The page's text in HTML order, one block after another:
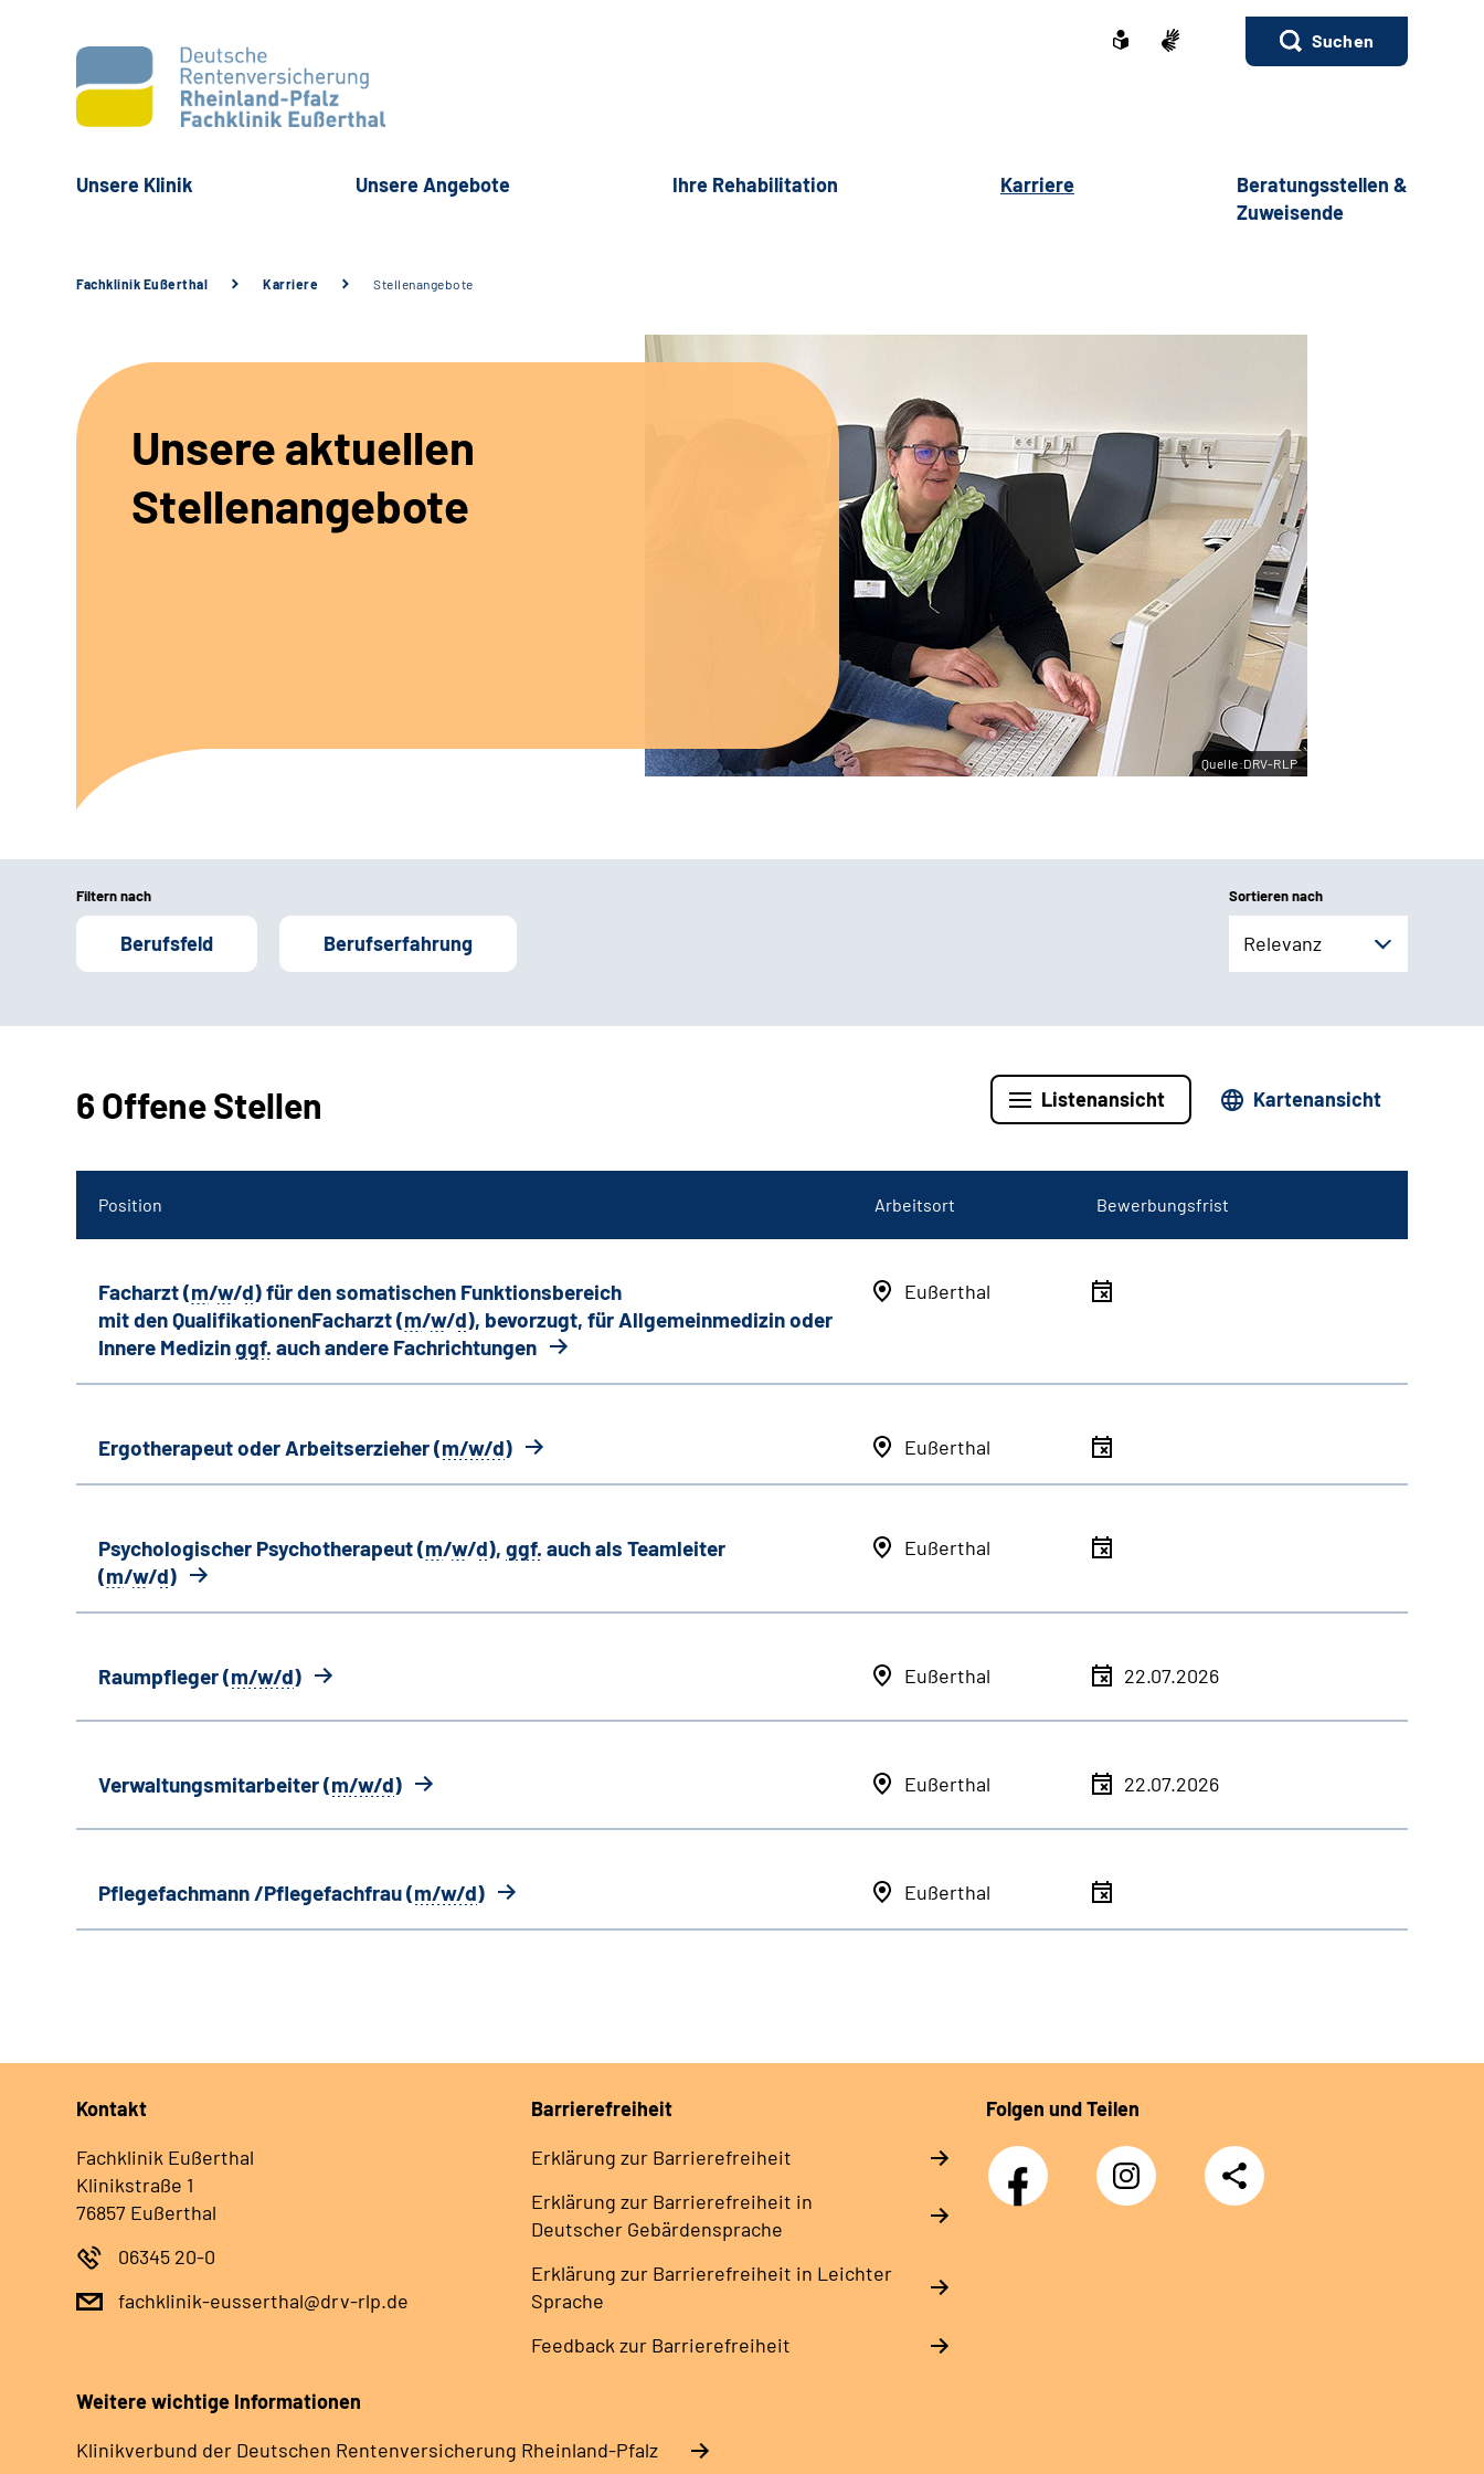
Suchen
Unsere Klinik Unsere Angebote Ihre Rehabilitation Karriere
Beratungsstellen &
Zuweisende
Fachklinik Eußerthal Karriere Stellenangebote
Unsere aktuellen
Stellenangebote
Quelle:DRV-RLP
Filtern nach
Berufsfeld Berufserfahrung
Sortieren nach
Relevanz
6 Offene Stellen Listenansicht Kartenansicht
Position Arbeitsort Bewerbungsfrist
Facharzt (m/w/d) für den somatischen Funktionsbereich
mit den QualifikationenFacharzt (m/w/d), bevorzugt, für Allgemeinmedizin oder
Innere Medizinggf. auch andere Fachrichtungen
Eußerthal
Ergotherapeut oder Arbeitserzieher (m/w/d) Eußerthal
Psychologischer Psychotherapeut (m/w/d), ggf. auch als Teamleiter
(m/w/d)
Eußerthal
Raumpfleger (m/w/d) Eußerthal 22.07.2026
Verwaltungsmitarbeiter (m/w/d) Eußerthal 22.07.2026
Pflegefachmann /Pflegefachfrau (m/w/d) Eußerthal
Kontakt
Fachklinik Eußerthal
Klinikstraße 1
76857 Eußerthal
06345 20-0
fachklinik-eusserthal@drv-rlp.de
Barrierefreiheit
Erklärung zur Barrierefreiheit
Erklärung zur Barrierefreiheit in
Deutscher Gebärdensprache
Erklärung zur Barrierefreiheit in Leichter
Sprache
Feedback zur Barrierefreiheit
Folgen und Teilen
Facebook
Instagram
DRV
Nachwuchskräfte
Teilen
Weitere wichtige Informationen
Klinikverbund der Deutschen Rentenversicherung Rheinland-Pfalz